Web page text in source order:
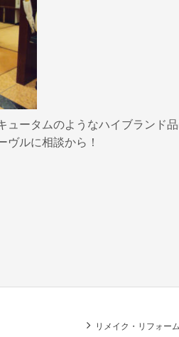
ュータムのようなハイブランド
ヴルに相談から！
リメイク・リフォーム